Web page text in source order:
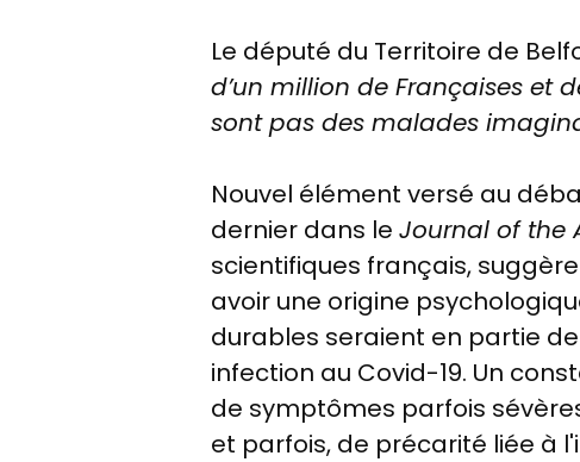
Le député du Territoire de
d’un million de Françaises et
sont pas des malades
Nouvel élément versé au
dernier dans le Journal of the
scientifiques français,
avoir une origine
durables seraient en partie
infection au Covid-19. Un
de symptômes parfois
et parfois, de précarité liée à